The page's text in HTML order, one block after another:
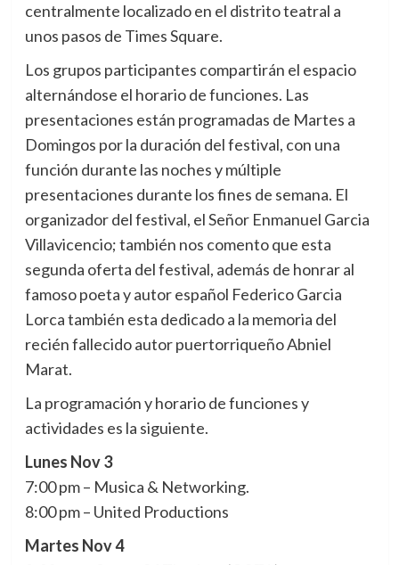
centralmente localizado en el distrito teatral a
unos pasos de Times Square.
Los grupos participantes compartirán el espacio
alternándose el horario de funciones. Las
presentaciones están programadas de Martes a
Domingos por la duración del festival, con una
función durante las noches y múltiple
presentaciones durante los fines de semana. El
organizador del festival, el Señor Enmanuel Garcia
Villavicencio; también nos comento que esta
segunda oferta del festival, además de honrar al
famoso poeta y autor español Federico Garcia
Lorca también esta dedicado a la memoria del
recién fallecido autor puertorriqueño Abniel
Marat.
La programación y horario de funciones y
actividades es la siguiente.
Lunes Nov 3
7:00 pm – Musica & Networking.
8:00 pm – United Productions
Martes Nov 4